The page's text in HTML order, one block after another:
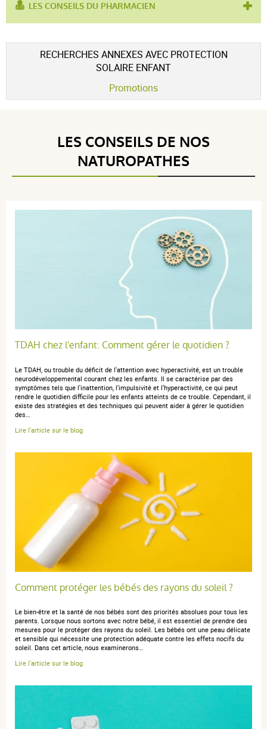
LES CONSEILS DU PHARMACIEN
RECHERCHES ANNEXES AVEC PROTECTION
SOLAIRE ENFANT
Promotions
LES CONSEILS DE NOS
NATUROPATHES
TDAH chez l'enfant: Comment gérer le quotidien ?
Le TDAH, ou trouble du déficit de l'attention avec hyperactivité, est un trouble
neurodéveloppemental courant chez les enfants. Il se caractérise par des
symptômes tels que l'inattention, l'impulsivité et l'hyperactivité, ce qui peut
rendre le quotidien difficile pour les enfants atteints de ce trouble. Cependant, il
existe des stratégies et des techniques qui peuvent aider à gérer le quotidien
des…
Lire l'article sur le blog
Comment protéger les bébés des rayons du soleil ?
Le bien-être et la santé de nos bébés sont des priorités absolues pour tous les
parents. Lorsque nous sortons avec notre bébé, il est essentiel de prendre des
mesures pour le protéger des rayons du soleil. Les bébés ont une peau délicate
et sensible qui nécessite une protection adéquate contre les effets nocifs du
soleil. Dans cet article, nous examinerons…
Lire l'article sur le blog